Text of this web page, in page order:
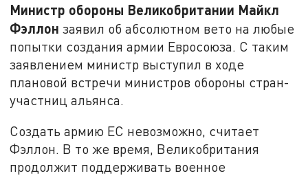
Министр обороны Великобритании Майкл
Фэллон заявил об абсолютном вето на любые
попытки создания армии Евросоюза. С таким
заявлением министр выступил в ходе
плановой встречи министров обороны стран-
участниц альянса.
Создать армию ЕС невозможно, считает
Фэллон. В то же время, Великобритания
продолжит поддерживать военное